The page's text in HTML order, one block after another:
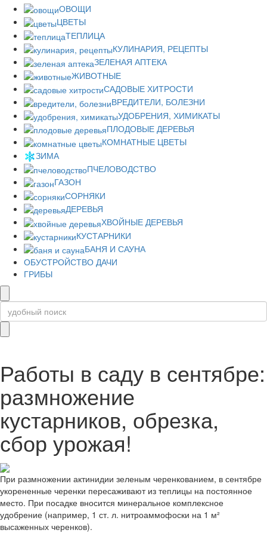
ОВОЩИ
ЦВЕТЫ
ТЕПЛИЦА
КУЛИНАРИЯ, РЕЦЕПТЫ
ЗЕЛЕНАЯ АПТЕКА
ЖИВОТНЫЕ
САДОВЫЕ ХИТРОСТИ
ВРЕДИТЕЛИ, БОЛЕЗНИ
УДОБРЕНИЯ, ХИМИКАТЫ
ПЛОДОВЫЕ ДЕРЕВЬЯ
КОМНАТНЫЕ ЦВЕТЫ
ЗИМА
ПЧЕЛОВОДСТВО
ГАЗОН
СОРНЯКИ
ДЕРЕВЬЯ
ХВОЙНЫЕ ДЕРЕВЬЯ
КУСТАРНИКИ
БАНЯ И САУНА
ОБУСТРОЙСТВО ДАЧИ
ГРИБЫ
Работы в саду в сентябре:
размножение
кустарников, обрезка,
сбор урожая!
При размножении актинидии зеленым черенкованием, в сентябре
укорененные черенки пересаживают из теплицы на постоянное
место. При посадке вносится минеральное комплексное
удобрение (например, 1 ст. л. нитроаммофоски на 1 м²
высаженных черенков).